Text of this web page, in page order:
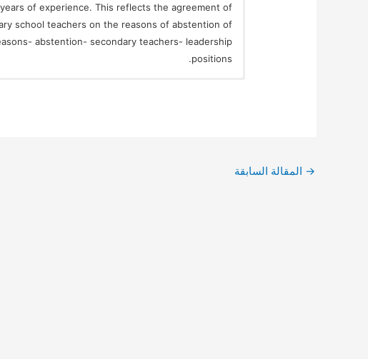
of experience. This reflects the agreement of
school teachers on the reasons of abstention of
abstention- secondary teachers- leadership
positions.
→ المقالة السابقة